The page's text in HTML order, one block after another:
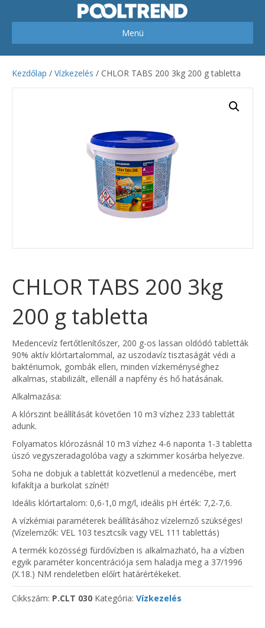
Menü
Kezdőlap / Vízkezelés / CHLOR TABS 200 3kg 200 g tabletta
CHLOR TABS 200 3kg
200 g tabletta
Medencevíz fertőtlenítőszer, 200 g-os lassan oldódó tabletták
90% aktív klórtartalommal, az uszodavíz tisztaságát védi a
baktériumok, gombák ellen, minden vízkeménységhez
alkalmas, stabilizált, ellenáll a napfény és hő hatásának.
Alkalmazása:
A klórszint beállítását követően 10 m3 vízhez 233 tablettát
adunk.
Folyamatos klórozásnál 10 m3 vízhez 4-6 naponta 1-3 tabletta
úszó vegyszeradagolóba vagy a szkimmer kosárba helyezve.
Soha ne dobjuk a tablettát közvetlenül a medencébe, mert
kifakítja a burkolat színét!
Ideális klórtartalom: 0,6-1,0 mg/l, ideális pH érték: 7,2-7,6.
A vízkémiai paraméterek beállításához vízelemző szükséges!
(Vízelemzők: VEL 103 tesztcsík vagy VEL 111 tablettás)
A termék közösségi fürdővízben is alkalmazható, ha a vízben
egyik paraméter koncentrációja sem haladja meg a 37/1996
(X.18.) NM rendeletben előírt határértékeket.
Cikkszám: P.CLT 030 Kategória: Vízkezelés